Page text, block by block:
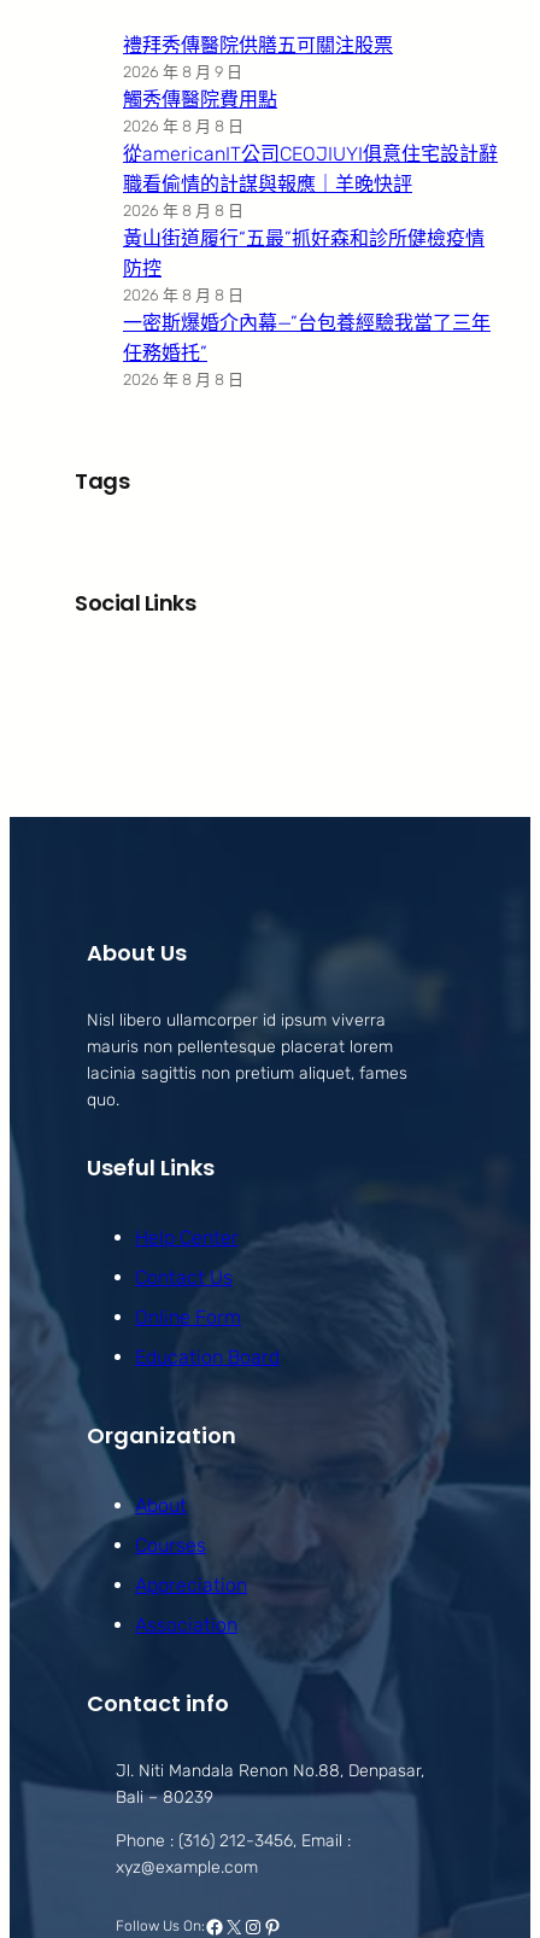
禮拜秀傳醫院供膳五可關注股票
2026 年 8 月 9 日
觸秀傳醫院費用點
2026 年 8 月 8 日
從americanIT公司CEOJIUYI俱意住宅設計辭
職看偷情的計謀與報應｜羊晚快評
2026 年 8 月 8 日
黃山街道履行“五最”抓好森和診所健檢疫情
防控
2026 年 8 月 8 日
一密斯爆婚介內幕—”台包養經驗我當了三年
任務婚托”
2026 年 8 月 8 日
Tags
Social Links
About Us
Nisl libero ullamcorper id ipsum viverra
mauris non pellentesque placerat lorem
lacinia sagittis non pretium aliquet, fames
quo.
Useful Links
Help Center
Contact Us
Online Form
Education Board
Organization
About
Courses
Appreciation
Association
Contact info
Jl. Niti Mandala Renon No.88, Denpasar,
Bali – 80239
Phone : (316) 212-3456, Email :
xyz@example.com
Follow Us On:Facebook
X Instagram
Pinterest